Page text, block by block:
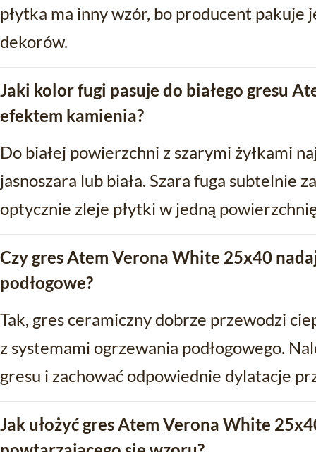
płytka ma inny wzór, bo producent pakuje
dekorów.
Jaki kolor fugi pasuje do białego gresu
efektem kamienia?
Do białej powierzchni z szarymi żyłkami
jasnoszara lub biała. Szara fuga subtelnie
optycznie zleje płytki w jedną
Czy gres Atem Verona White 25x40
podłogowe?
Tak, gres ceramiczny dobrze przewodzi
z systemami ogrzewania podłogowego.
gresu i zachować odpowiednie dylatacje
Jak ułożyć gres Atem Verona White